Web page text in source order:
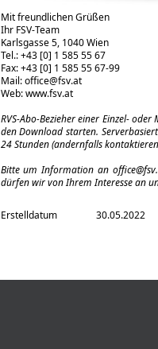
Mit freundlichen Grüßen
Ihr FSV-Team
Karlsgasse 5, 1040 Wien
Tel.: +43 [0] 1 585 55 67
Fax: +43 [0] 1 585 55 67-99
Mail:office@fsv.at
Web:www.fsv.at
RVS-Abo-Bezieher einer Einzel-
den Download starten.
24 Stunden (andernfalls
Bitte um Information an
dürfen wir von Ihrem Interesse an
Erstelldatum 30.05.2022